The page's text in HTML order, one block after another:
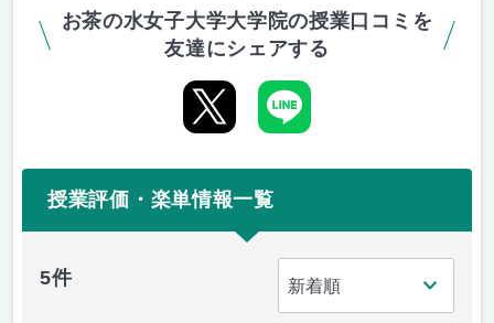
お茶の水女子大学大学院の授業口コミを
友達にシェアする
授業評価・楽単情報一覧
5件